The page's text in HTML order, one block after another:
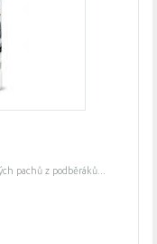
pachů z podběráků...